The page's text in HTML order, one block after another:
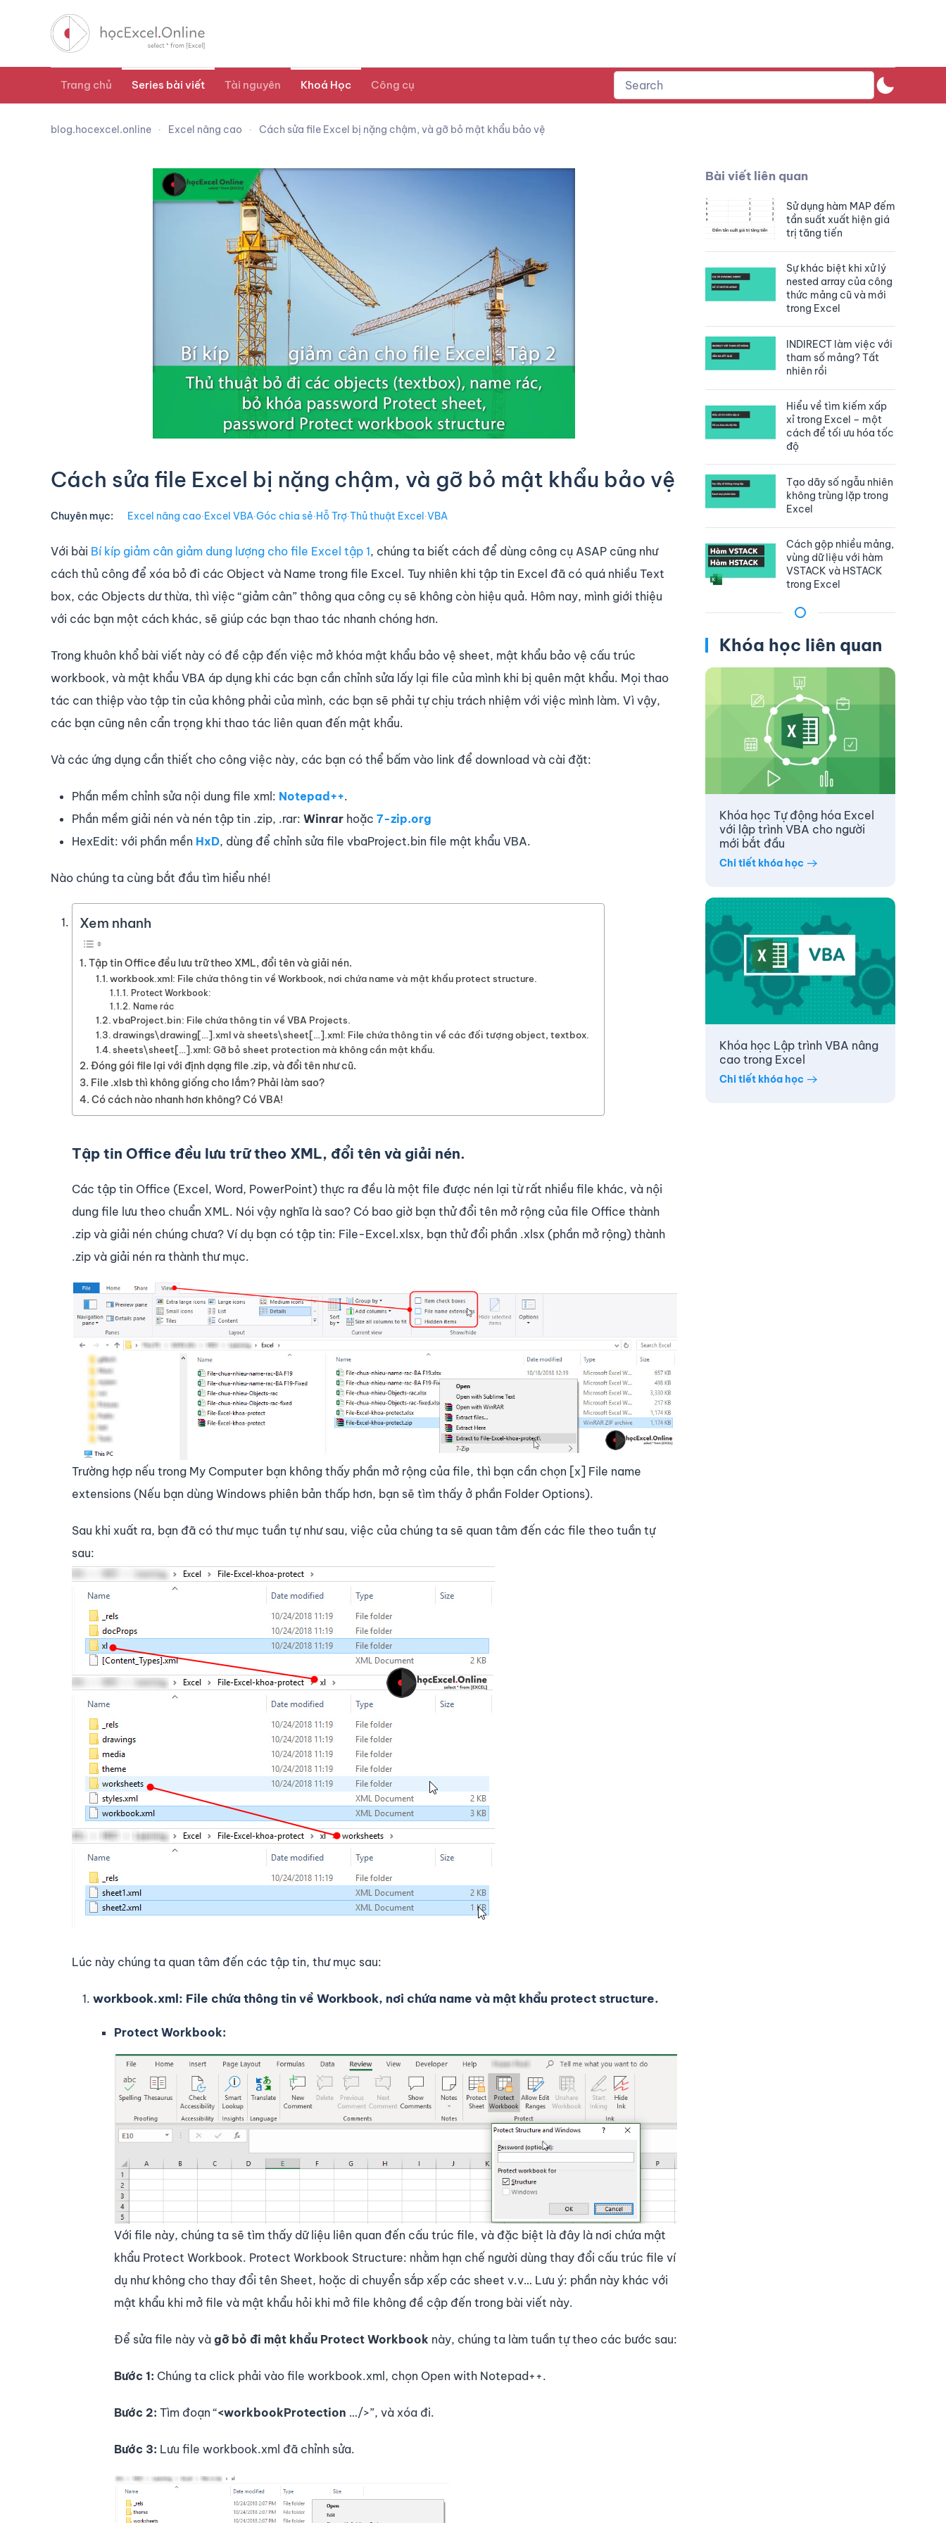
Trang chủ Series bài viết Tài nguyên Khoá Học Công cụ
blog.hocexcel.online Excel nâng cao Cách sửa file Excel bị nặng chậm, và gỡ bỏ mật khẩu bảo vệ
Cách sửa file Excel bị nặng chậm, và gỡ bỏ mật khẩu bảo vệ
Chuyên mục: Excel nâng cao∙Excel VBA∙Góc chia sẻ∙Hỗ Trợ∙Thủ thuật Excel∙VBA
Với bài Bí kíp giảm cân giảm dung lượng cho file Excel tập 1, chúng ta biết cách để dùng công cụ ASAP cũng như
cách thủ công để xóa bỏ đi các Object và Name trong file Excel. Tuy nhiên khi tập tin Excel đã có quá nhiều Text
box, các Objects dư thừa, thì việc “giảm cân” thông qua công cụ sẽ không còn hiệu quả. Hôm nay, mình giới thiệu
với các bạn một cách khác, sẽ giúp các bạn thao tác nhanh chóng hơn.
Trong khuôn khổ bài viết này có đề cập đến việc mở khóa mật khẩu bảo vệ sheet, mật khẩu bảo vệ cấu trúc
workbook, và mật khẩu VBA áp dụng khi các bạn cần chỉnh sửa lấy lại file của mình khi bị quên mật khẩu. Mọi thao
tác can thiệp vào tập tin của không phải của mình, các bạn sẽ phải tự chịu trách nhiệm với việc mình làm. Vì vậy,
các bạn cũng nên cẩn trọng khi thao tác liên quan đến mật khẩu.
Và các ứng dụng cần thiết cho công việc này, các bạn có thể bấm vào link để download và cài đặt:
Phần mềm chỉnh sửa nội dung file xml: Notepad++.
Phần mềm giải nén và nén tập tin .zip, .rar: Winrar hoặc 7-zip.org
HexEdit: với phần mền HxD, dùng để chỉnh sửa file vbaProject.bin file mật khẩu VBA.
Nào chúng ta cùng bắt đầu tìm hiểu nhé!
Xem nhanh
Tập tin Office đều lưu trữ theo XML, đổi tên và giải nén.
workbook.xml: File chứa thông tin về Workbook, nơi chứa name và mật khẩu protect structure.
Protect Workbook:
Name rác
vbaProject.bin: File chứa thông tin về VBA Projects.
drawings\drawing[…].xml và sheets\sheet[…].xml: File chứa thông tin về các đối tượng object, textbox.
sheets\sheet[…].xml: Gỡ bỏ sheet protection mà không cần mật khẩu.
Đóng gói file lại với định dạng file .zip, và đổi tên như cũ.
File .xlsb thì không giống cho lắm? Phải làm sao?
Có cách nào nhanh hơn không? Có VBA!
Tập tin Office đều lưu trữ theo XML, đổi tên và giải nén.
Các tập tin Office (Excel, Word, PowerPoint) thực ra đều là một file được nén lại từ rất nhiều file khác, và nội
dung file lưu theo chuẩn XML. Nói vậy nghĩa là sao? Có bao giờ bạn thử đổi tên mở rộng của file Office thành
.zip và giải nén chúng chưa? Ví dụ bạn có tập tin: File-Excel.xlsx, bạn thử đổi phần .xlsx (phần mở rộng) thành
.zip và giải nén ra thành thư mục.
Trường hợp nếu trong My Computer bạn không thấy phần mở rộng của file, thì bạn cần chọn [x] File name
extensions (Nếu bạn dùng Windows phiên bản thấp hơn, bạn sẽ tìm thấy ở phần Folder Options).
Sau khi xuất ra, bạn đã có thư mục tuần tự như sau, việc của chúng ta sẽ quan tâm đến các file theo tuần tự
sau:
Lúc này chúng ta quan tâm đến các tập tin, thư mục sau:
workbook.xml: File chứa thông tin về Workbook, nơi chứa name và mật khẩu protect structure.
Protect Workbook:
Với file này, chúng ta sẽ tìm thấy dữ liệu liên quan đến cấu trúc file, và đặc biệt là đây là nơi chứa mật
khẩu Protect Workbook. Protect Workbook Structure: nhằm hạn chế người dùng thay đổi cấu trúc file ví
dụ như không cho thay đổi tên Sheet, hoặc di chuyển sắp xếp các sheet v.v… Lưu ý: phần này khác với
mật khẩu khi mở file và mật khẩu hỏi khi mở file không đề cập đến trong bài viết này.
Để sửa file này và gỡ bỏ đi mật khẩu Protect Workbook này, chúng ta làm tuần tự theo các bước sau:
Bước 1: Chúng ta click phải vào file workbook.xml, chọn Open with Notepad++.
Bước 2: Tìm đoạn “<workbookProtection …/>”, và xóa đi.
Bước 3: Lưu file workbook.xml đã chỉnh sửa.
Bài viết liên quan
Sử dụng hàm MAP đếm
tần suất xuất hiện giá
trị tăng tiến
Sự khác biệt khi xử lý
nested array của công
thức mảng cũ và mới
trong Excel
INDIRECT làm việc với
tham số mảng? Tất
nhiên rồi
Hiểu về tìm kiếm xấp
xỉ trong Excel – một
cách để tối ưu hóa tốc
độ
Tạo dãy số ngẫu nhiên
không trùng lặp trong
Excel
Cách gộp nhiều mảng,
vùng dữ liệu với hàm
VSTACK và HSTACK
trong Excel
Khóa học liên quan
Khóa học Tự động hóa Excel
với lập trình VBA cho người
mới bắt đầu
Chi tiết khóa học
Khóa học Lập trình VBA nâng
cao trong Excel
Chi tiết khóa học